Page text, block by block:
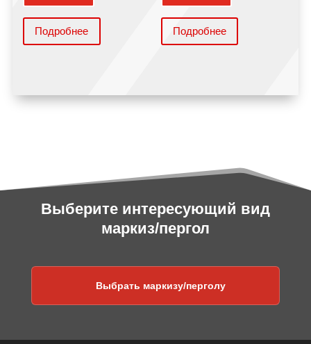
Подробнее Подробнее
Выберите интересующий вид
маркиз/пергол
Выбрать маркизу/перголу